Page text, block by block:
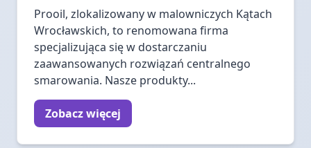
Prooil, zlokalizowany w malowniczych Kątach
Wrocławskich, to renomowana firma
specjalizująca się w dostarczaniu
zaawansowanych rozwiązań centralnego
smarowania. Nasze produkty...
Zobacz więcej